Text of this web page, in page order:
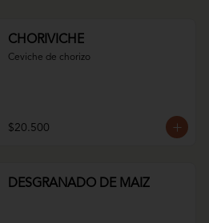
CHORIVICHE
Ceviche de chorizo
$20.500
DESGRANADO DE MAIZ